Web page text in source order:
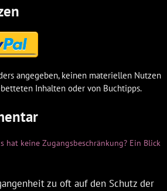
angegeben, keinen materiellen Nutzen
Inhalten oder von Buchtipps.
hat keine Zugangsbeschränkung? Ein Blick
zu oft auf den Schutz der